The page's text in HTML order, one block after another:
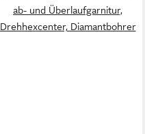
ab- und Überlaufgarnitur,
Drehhexcenter, Diamantbohrer